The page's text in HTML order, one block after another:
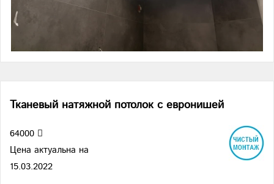
Тканевый натяжной потолок с евронишей
64000
Цена актуальна на
15.03.2022